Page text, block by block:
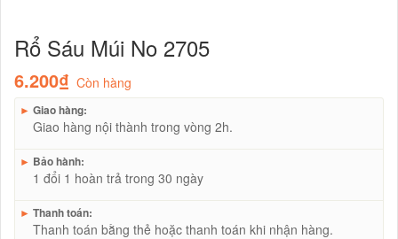
Rổ Sáu Múi No 2705
6.200₫ Còn hàng
► Giao hàng:
Giao hàng nội thành trong vòng 2h.
► Bảo hành:
1 đổi 1 hoàn trả trong 30 ngày
► Thanh toán:
Thanh toán bằng thẻ hoặc thanh toán khi nhận hàng.